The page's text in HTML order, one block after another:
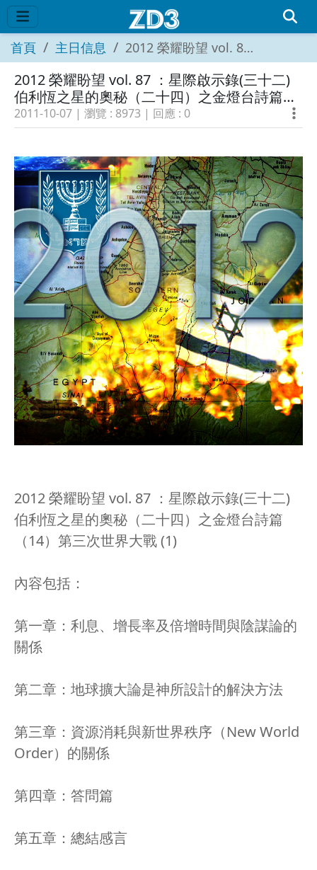
首頁 主日信息 2012 榮耀盼望 vol. 87 ：星際啟示錄(三十二)伯利恆之星的奧秘（二十四）之金燈台詩篇（14）第三次世界大戰 (1)
2012 榮耀盼望 vol. 87 ：星際啟示錄(三十二)
伯利恆之星的奧秘（二十四）之金燈台詩篇
（14）第三次世界大戰 (1)
2011-10-07 | 瀏覽 : 8973 | 回應 : 0
2012 榮耀盼望 vol. 87 ：星際啟示錄(三十二)
伯利恆之星的奧秘（二十四）之金燈台詩篇
（14）第三次世界大戰 (1)
內容包括：
第一章：利息、增長率及倍增時間與陰謀論的
關係
第二章：地球擴大論是神所設計的解決方法
第三章：資源消耗與新世界秩序（New World
Order）的關係
第四章：答問篇
第五章：總結感言